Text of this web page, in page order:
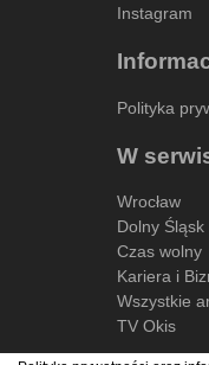
Instagram
Polityka
W
Wrocław
Dolny
Czas wolny
Kariera i
Wszystkie
TV Okis